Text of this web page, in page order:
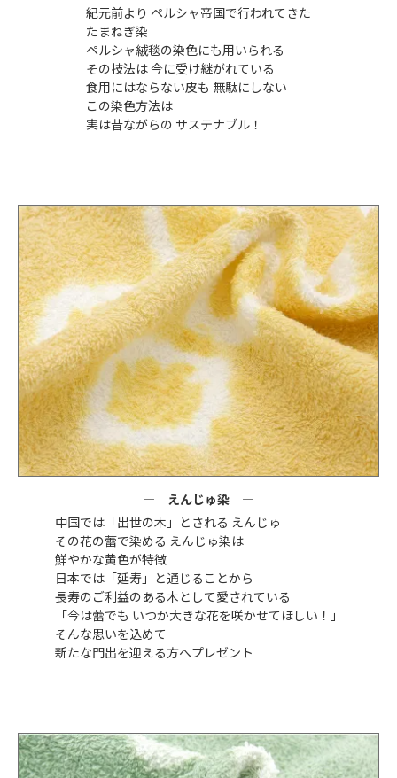
紀元前より ペルシャ帝国で行われてきた
たまねぎ染
ペルシャ絨毯の染色にも用いられる
その技法は 今に受け継がれている
食用にはならない皮も 無駄にしない
この染色方法は
実は昔ながらの サステナブル！
えんじゅ染
中国では「出世の木」とされる えんじゅ
その花の蕾で染める えんじゅ染は
鮮やかな黄色が特徴
日本では「延寿」と通じることから
長寿のご利益のある木として愛されている
「今は蕾でも いつか大きな花を咲かせてほしい！」
そんな思いを込めて
新たな門出を迎える方へプレゼント